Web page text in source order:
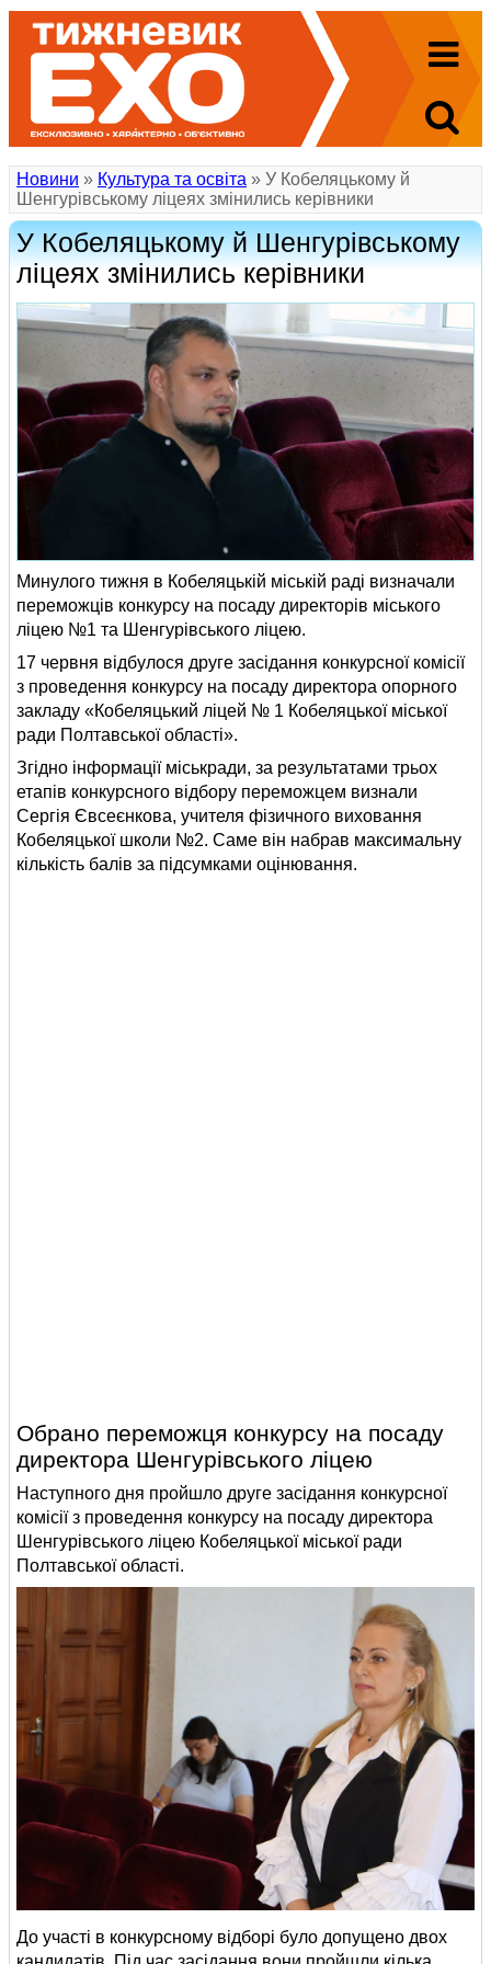
Новини » Культура та освіта » У Кобеляцькому й
Шенгурівському ліцеях змінились керівники
У Кобеляцькому й Шенгурівському
ліцеях змінились керівники
Минулого тижня в Кобеляцькій міській раді визначали
переможців конкурсу на посаду директорів міського
ліцею №1 та Шенгурівського ліцею.
17 червня відбулося друге засідання конкурсної комісії
з проведення конкурсу на посаду директора опорного
закладу «Кобеляцький ліцей № 1 Кобеляцької міської
ради Полтавської області».
Згідно інформації міськради, за результатами трьох
етапів конкурсного відбору переможцем визнали
Сергія Євсеєнкова, учителя фізичного виховання
Кобеляцької школи №2. Саме він набрав максимальну
кількість балів за підсумками оцінювання.
Обрано переможця конкурсу на посаду
директора Шенгурівського ліцею
Наступного дня пройшло друге засідання конкурсної
комісії з проведення конкурсу на посаду директора
Шенгурівського ліцею Кобеляцької міської ради
Полтавської області.
До участі в конкурсному відборі було допущено двох